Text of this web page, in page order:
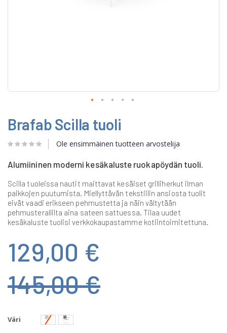
to
the
beginning
of
images
Brafab Scilla tuoli
Ole ensimmäinen tuotteen arvostelija
Alumiininen moderni kesäkaluste ruokapöydän tuoli.
Scilla tuoleissa nautit maittavat kesäiset grilliherkut ilman
paikkojen puutumista. Miellyttävän tekstiilin ansiosta tuolit
eivät vaadi erikseen pehmustetta ja näin vältytään
pehmusterallilta aina sateen sattuessa. Tilaa uudet
kesäkaluste tuolisi verkkokaupastamme kotiintoimitettuna.
129,00 €
145,00 €
Väri